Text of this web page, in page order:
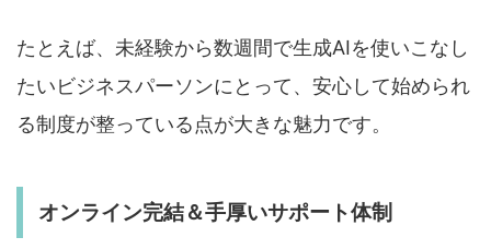
たとえば、未経験から数週間で生成AIを使いこなし
たいビジネスパーソンにとって、安心して始められ
る制度が整っている点が大きな魅力です。
オンライン完結＆手厚いサポート体制